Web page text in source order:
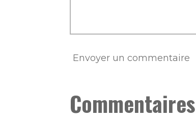
Envoyer un commentaire
Commentaires